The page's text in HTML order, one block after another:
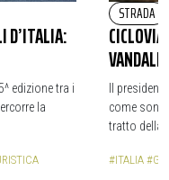
D’ITALIA:
edizione tra i
la
STRADA
Il
come sono
tratto della
#ITALIA